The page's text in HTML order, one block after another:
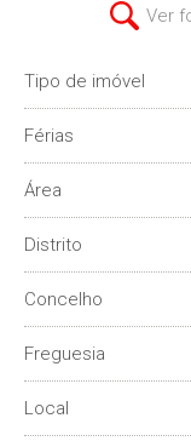
Ver
Tipo de imóvel
Férias
Área
Distrito
Concelho
Freguesia
Local